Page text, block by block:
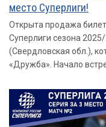
место Суперлиги!
Открыта продажа
Суперлиги сезона
(Свердловская обл.),
«Дружба». Начало